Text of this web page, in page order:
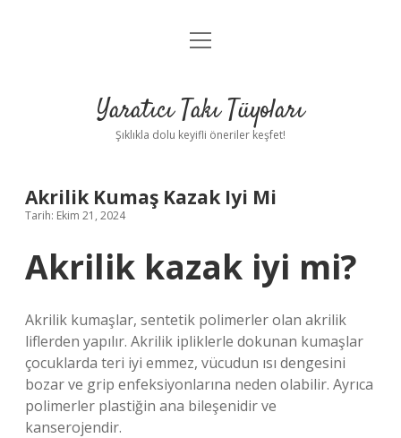
Anasayfa
Yasal Uyarı
menüyü
Yaratıcı Takı Tüyoları
Şıklıkla dolu keyifli öneriler keşfet!
Akrilik Kumaş Kazak Iyi Mi
Tarih: Ekim 21, 2024
Akrilik kazak iyi mi?
Akrilik kumaşlar, sentetik polimerler olan akrilik
liflerden yapılır. Akrilik ipliklerle dokunan kumaşlar
çocuklarda teri iyi emmez, vücudun ısı dengesini
bozar ve grip enfeksiyonlarına neden olabilir. Ayrıca
polimerler plastiğin ana bileşenidir ve
kanserojendir.